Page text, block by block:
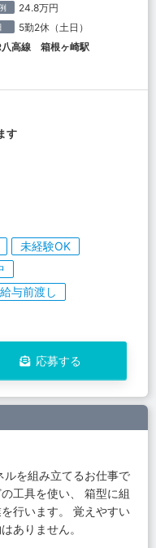
24.8万円
5勤2休（土日）
八高線 箱根ヶ崎駅
す
未経験OK
給与前渡し
応募する
ルを組み立てるお仕事で
工具を使い、 箱型に組
行います。 覚えやすい
ありません。